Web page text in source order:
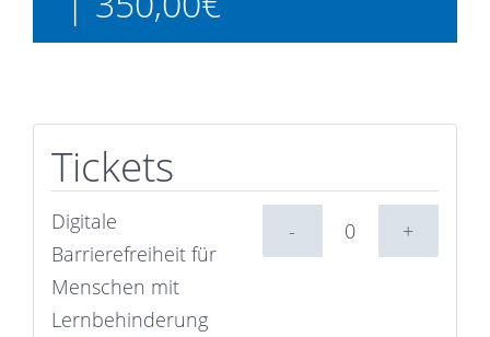
Tickets
Digitale
Barrierefreiheit für
Menschen mit
Lernbehinderung
Anzahl